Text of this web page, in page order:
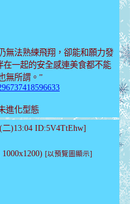
無法熟練飛翔，卻能和願力發
在一起的安全感連美食都不能
無所謂。”
進化型態
)13:04 ID:5V4TtEhw]
[以預覽圖顯示]